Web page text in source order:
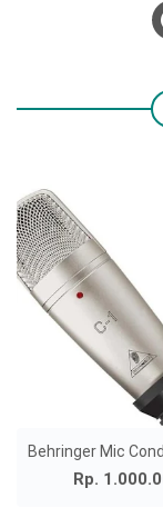
Behringer Mic
Rp.